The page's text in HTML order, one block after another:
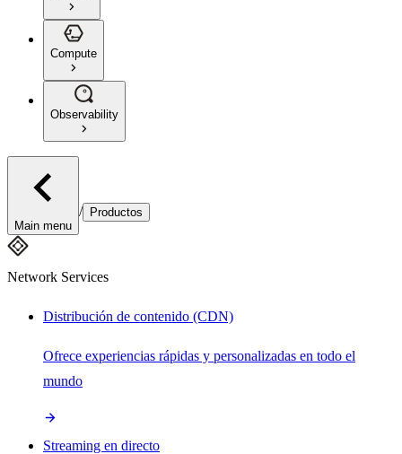
Compute
Observability
Main menu
/ Productos
Network Services
Distribución de contenido (CDN)
Ofrece experiencias rápidas y personalizadas en todo el
mundo
Streaming en directo